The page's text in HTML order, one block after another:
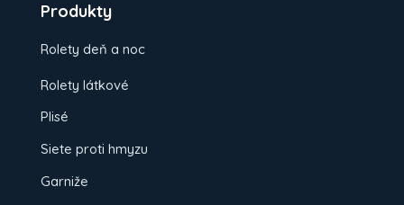
Produkty
Rolety deň a noc
Rolety látkové
Plisé
Siete proti hmyzu
Garniže